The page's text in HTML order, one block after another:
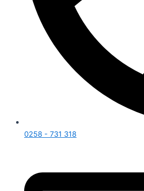
0258 - 731 318